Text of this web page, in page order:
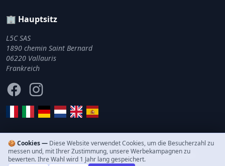
🏢 Hauptsitz
L5C SAS
1890 chemin Saint Bernard
06220 Vallauris
Frankreich
FacebookInstagram
© 2011–2026 WonderCity. Alle Rechte vorbehalten.
🍪 Cookies — Diese Website verwendet Cookies, um die Besucherzahl zu
messen und, mit Ihrer Zustimmung, unsere Werbekampagnen zu
bewerten. Ihre Wahl wird 1 Jahr lang gespeichert.